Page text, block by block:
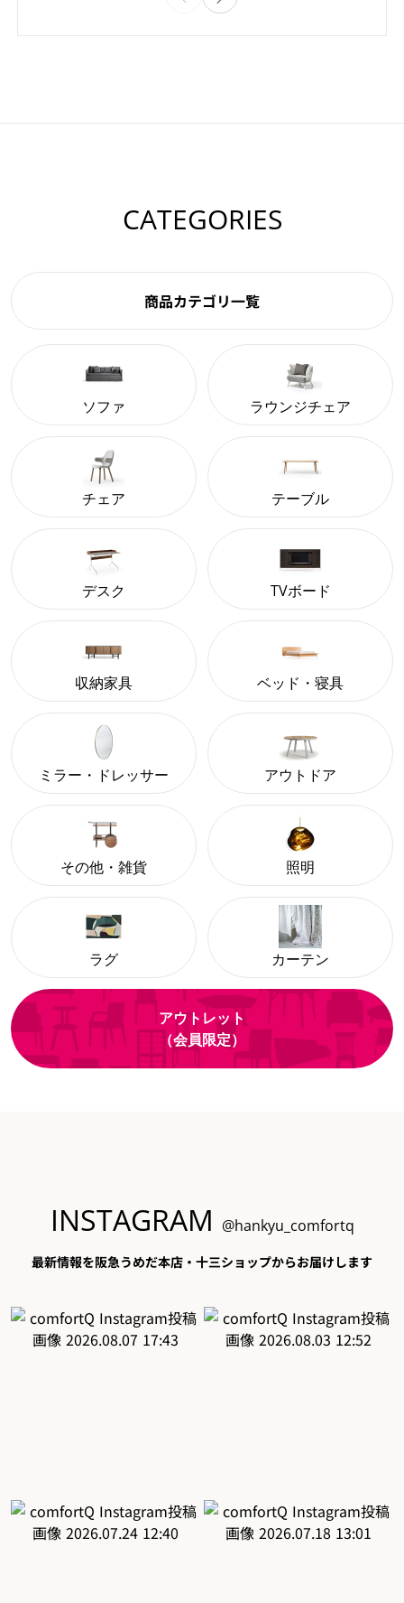
CATEGORIES
商品カテゴリ一覧
ソファ ラウンジチェア
チェア テーブル
デスク TVボード
収納家具 ベッド・寝具
ミラー・ドレッサー アウトドア
その他・雑貨 照明
ラグ カーテン
アウトレット
（会員限定）
INSTAGRAM @hankyu_comfortq
最新情報を阪急うめだ本店・十三ショップからお届けします